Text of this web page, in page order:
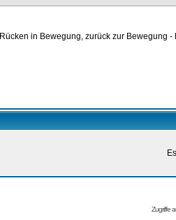
Rücken in Bewegung, zurück zur Bewegung
Zugriffe